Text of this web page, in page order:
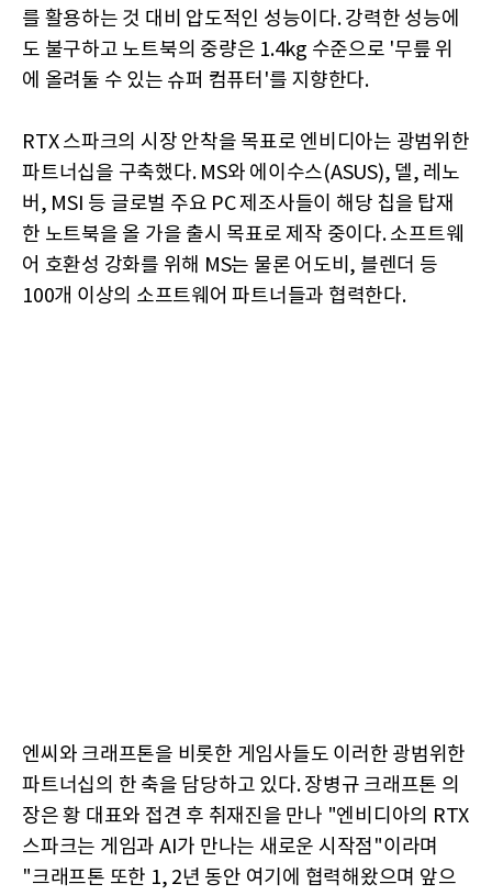
를 활용하는 것 대비 압도적인 성능이다. 강력한 성능에
도 불구하고 노트북의 중량은 1.4kg 수준으로 '무릎 위
에 올려둘 수 있는 슈퍼 컴퓨터'를 지향한다.
RTX 스파크의 시장 안착을 목표로 엔비디아는 광범위한
파트너십을 구축했다. MS와 에이수스(ASUS), 델, 레노
버, MSI 등 글로벌 주요 PC 제조사들이 해당 칩을 탑재
한 노트북을 올 가을 출시 목표로 제작 중이다. 소프트웨
어 호환성 강화를 위해 MS는 물론 어도비, 블렌더 등
100개 이상의 소프트웨어 파트너들과 협력한다.
엔씨와 크래프톤을 비롯한 게임사들도 이러한 광범위한
파트너십의 한 축을 담당하고 있다. 장병규 크래프톤 의
장은 황 대표와 접견 후 취재진을 만나 "엔비디아의 RTX
스파크는 게임과 AI가 만나는 새로운 시작점"이라며
"크래프톤 또한 1, 2년 동안 여기에 협력해왔으며 앞으